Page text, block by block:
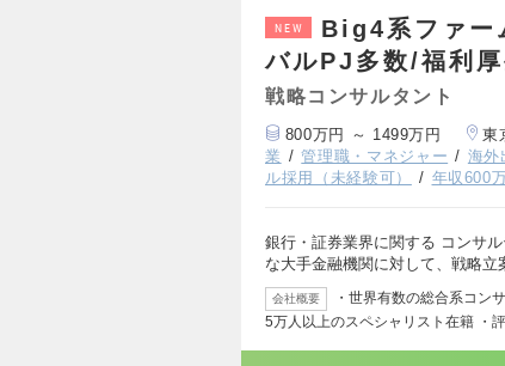
NEW
Big4系ファー
バルPJ多数/福利
戦略コンサルタント
800万円 ～ 1499万円 東
業
管理職・マネジャー 海外
ル採用（未経験可）
年収600
銀行・証券業界に関する コンサ
な大手金融機関に対して、戦略
会社概要
・世界有数の総合系コン
5万人以上のスペシャリスト在籍 ・